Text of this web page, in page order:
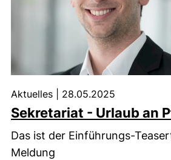
Sekretariat - Urlaub an
Aktuelles 28.05.2025
Das ist der Einführungs-
Meldung